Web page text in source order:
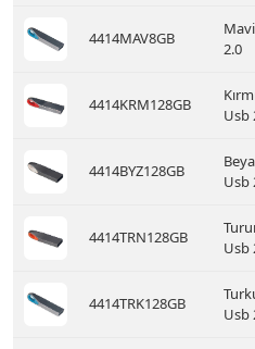
4414MAV8GB
2.0
4414KRM128GB
Usb
4414BYZ128GB
Usb
4414TRN128GB
Usb
4414TRK128GB
Usb